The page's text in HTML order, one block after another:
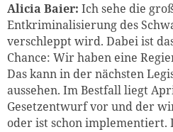
Alicia Baier: Ich sehe die
Entkriminalisierung des
verschleppt wird. Dabei ist
Chance: Wir haben eine
Das kann in der nächsten
aussehen. Im Bestfall liegt
Gesetzentwurf vor und der
oder ist schon implementiert.